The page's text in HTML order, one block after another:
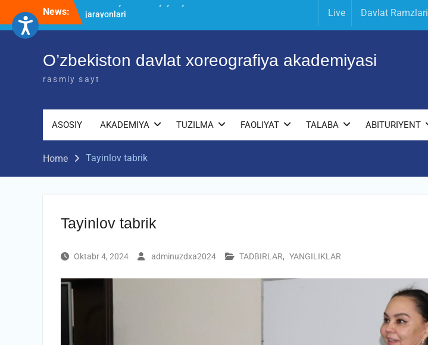
content
News:
O’ZBEKISTON DAVLAT XOREOGRAFIYA
Akademiyada kasbiy ijodiy imtihon
Live Davlat Ramzlari
O’zbekiston davlat xoreografiya akademiyasi
rasmiy sayt
ASOSIY AKADEMIYA TUZILMA FAOLIYAT TALABA ABITURIYENT
Home Tayinlov tabrik
Tayinlov tabrik
Oktabr 4, 2024 adminuzdxa2024 TADBIRLAR, YANGILIKLAR